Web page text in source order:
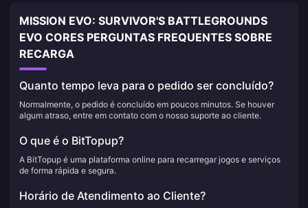
MISSION EVO: SURVIVOR'S BATTLEGROUNDS
EVO CORES PERGUNTAS FREQUENTES SOBRE
RECARGA
Quanto tempo leva para o pedido ser concluído?
Normalmente, o pedido é concluído em poucos minutos. Se houver
algum atraso, entre em contato com o nosso suporte ao cliente.
O que é o BitTopup?
A BitTopup é uma plataforma online para recarregar jogos e serviços
de forma rápida e segura.
Horário de Atendimento ao Cliente?